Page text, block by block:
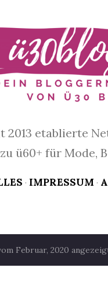
2013 etablierte
ü60+ für Mode,
IMPRESSUM
Februar, 2020